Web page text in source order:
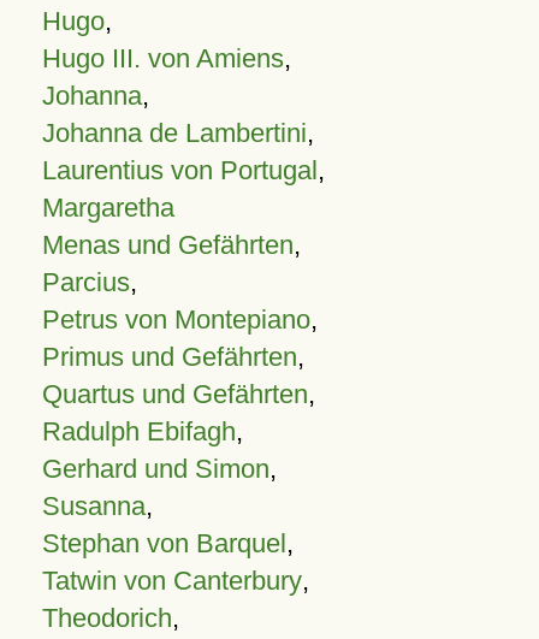
Hugo,
Hugo III. von Amiens,
Johanna,
Johanna de Lambertini,
Laurentius von Portugal,
Margaretha
Menas und Gefährten,
Parcius,
Petrus von Montepiano,
Primus und Gefährten,
Quartus und Gefährten,
Radulph Ebifagh,
Gerhard und Simon,
Susanna,
Stephan von Barquel,
Tatwin von Canterbury,
Theodorich,